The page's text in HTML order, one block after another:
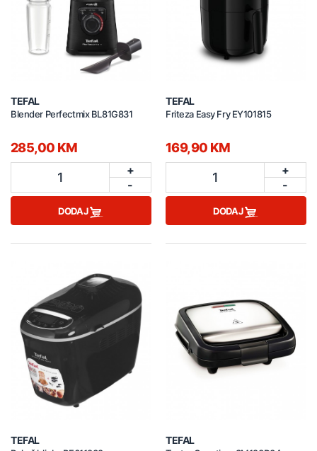
TEFAL
Blender Perfectmix BL81G831
285,00 KM
1
+
-
DODAJ
TEFAL
Friteza Easy Fry EY101815
169,90 KM
1
+
-
DODAJ
TEFAL TEFAL